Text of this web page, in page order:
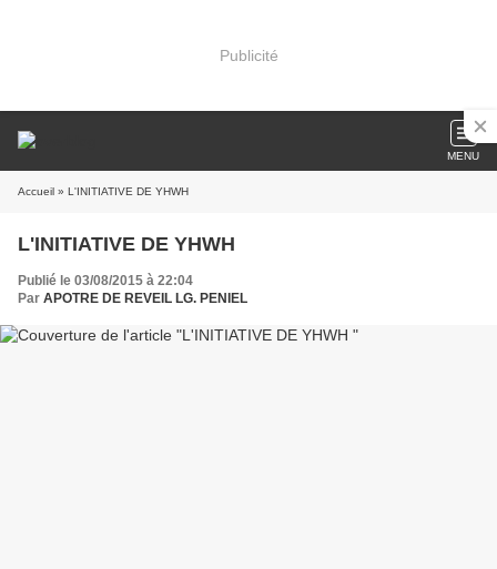
Publicité
MENU
Accueil » L'INITIATIVE DE YHWH
L'INITIATIVE DE YHWH
Publié le 03/08/2015 à 22:04
Par APOTRE DE REVEIL LG. PENIEL